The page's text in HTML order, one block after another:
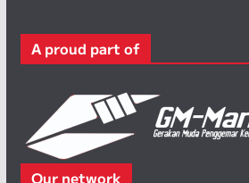
r
A proud part of
Our network